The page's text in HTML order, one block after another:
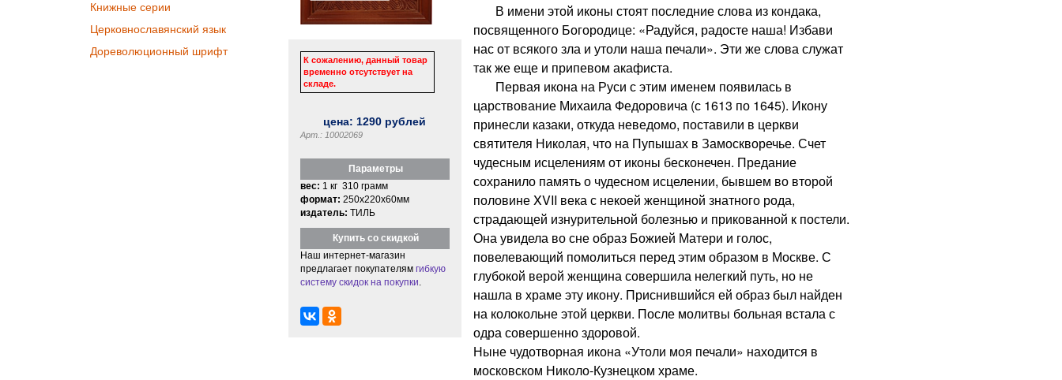
Книжные серии
Церковнославянский язык
Дореволюционный шрифт
К сожалению, данный товар
временно отсутствует на
складе.
цена: 1290 рублей
Арт.: 10002069
Параметры
вес: 1 кг 310 грамм
формат: 250x220x60мм
издатель: ТИЛЬ
Купить со скидкой
Наш интернет-магазин
предлагает покупателям гибкую
систему скидок на покупки
В имени этой иконы стоят последние слова из кондака,
посвященного Богородице: «Радуйся, радосте наша! Избави
нас от всякого зла и утоли наша печали». Эти же слова служат
так же еще и припевом акафиста.
Первая икона на Руси с этим именем появилась в
царствование Михаила Федоровича (с 1613 по 1645). Икону
принесли казаки, откуда неведомо, поставили в церкви
святителя Николая, что на Пупышах в Замоскворечье. Счет
чудесным исцелениям от иконы бесконечен. Предание
сохранило память о чудесном исцелении, бывшем во второй
половине XVII века с некоей женщиной знатного рода,
страдающей изнурительной болезнью и прикованной к постели.
Она увидела во сне образ Божией Матери и голос,
повелевающий помолиться перед этим образом в Москве. С
глубокой верой женщина совершила нелегкий путь, но не
нашла в храме эту икону. Приснившийся ей образ был найден
на колокольне этой церкви. После молитвы больная встала с
одра совершенно здоровой.
Ныне чудотворная икона «Утоли моя печали» находится в
московском Николо-Кузнецком храме.